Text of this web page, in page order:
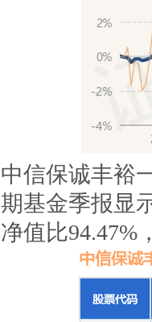
中信保诚丰裕
期基金季报显
净值比94.47%